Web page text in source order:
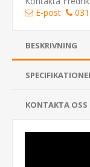
E-post
BESKRIVNING
KONTAKTA OSS